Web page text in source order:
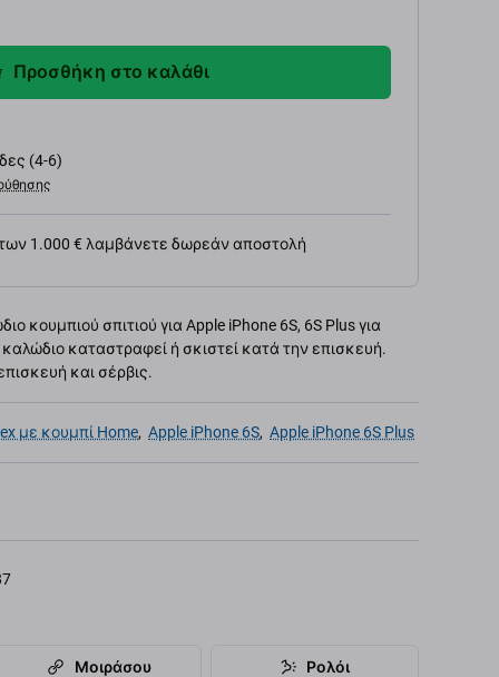
Προσθήκη στο καλάθι
(4-6)
1.000 € λαμβάνετε δωρεάν αποστολή
κουμπιού σπιτιού για Apple iPhone 6S, 6S Plus για
καταστραφεί ή σκιστεί κατά την επισκευή.
και σέρβις.
με κουμπί Home, Apple iPhone 6S, Apple iPhone 6S Plus
Μοιράσου Ρολόι